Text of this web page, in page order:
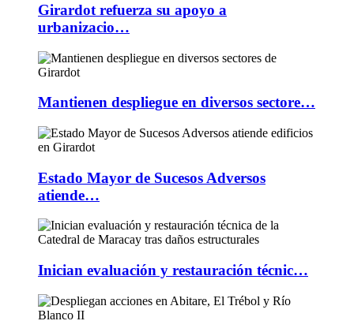
Girardot refuerza su apoyo a
urbanizacio…
Mantienen despliegue en diversos sectore…
Estado Mayor de Sucesos Adversos
atiende…
Inician evaluación y restauración técnic…